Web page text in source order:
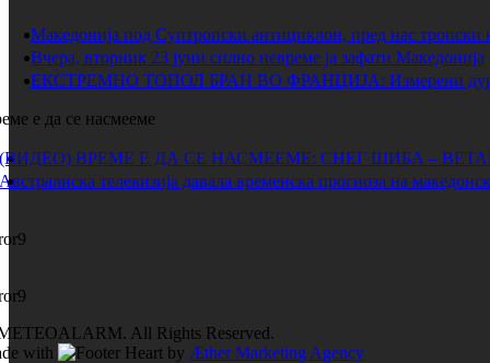
Македонија под Суптропски антициклон, пред нас тропски
Вчера, вторник 23 јуни силно невреме ја зафати Македонија
ЕКСТРЕМНО ТОПОЛ БРАН ВО ФРАНЦИЈА: Измерени дури
е да се насмееме
ВРЕМЕ Е ДА СЕ НАСМЕЕМЕ: СНЕГ ШИБА –
телевизија давала временска прогноза на
All Rights Reserved.
with
by Æther Marketing Agency